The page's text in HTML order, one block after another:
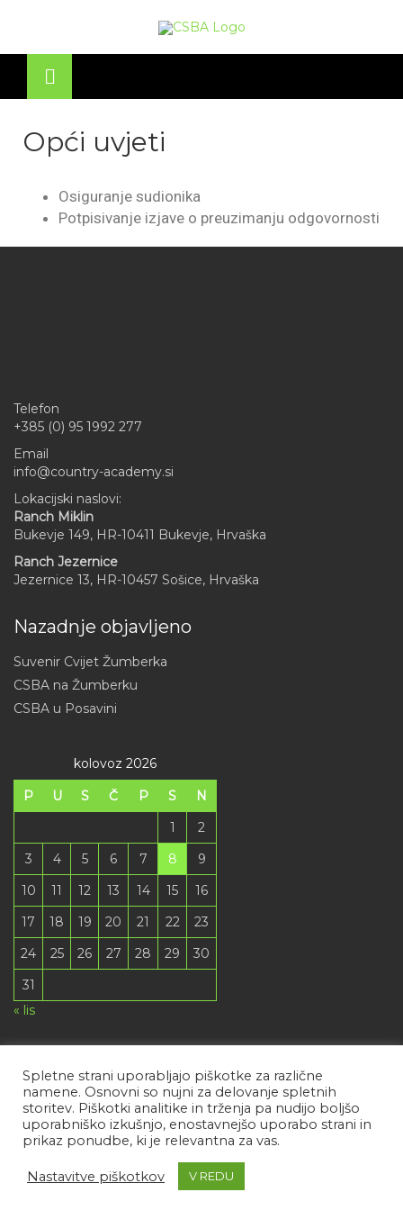
Opći uvjeti
Osiguranje sudionika
Potpisivanje izjave o preuzimanju odgovornosti
Telefon
+385 (0) 95 1992 277
Email
info@country-academy.si
Lokacijski naslovi:
Ranch Miklin
Bukevje 149, HR-10411 Bukevje, Hrvaška
Ranch Jezernice
Jezernice 13, HR-10457 Sošice, Hrvaška
Nazadnje objavljeno
Suvenir Cvijet Žumberka
CSBA na Žumberku
CSBA u Posavini
kolovoz 2026
P
U S Č P S
N
1
2
3
4 5 6 7 8
9
10
11 12 13 14 15
16
17
18 19 20 21 22
23
24
25 26 27 28 29
30
31
« lis
Country Security & Business Academy 2022. © Krabat j.d.o.o. Vse pravice
pridržane.
Spletne strani uporabljajo piškotke za različne
namene. Osnovni so nujni za delovanje spletnih
storitev. Piškotki analitike in trženja pa nudijo boljšo
uporabniško izkušnjo, enostavnejšo uporabo strani in
prikaz ponudbe, ki je relevantna za vas.
Nastavitve piškotkov V REDU